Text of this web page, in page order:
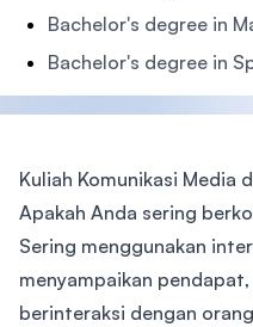
Bachelor's degree in
Bachelor's degree in
Kuliah Komunikasi Media
Apakah Anda sering
Sering menggunakan
menyampaikan
berinteraksi dengan